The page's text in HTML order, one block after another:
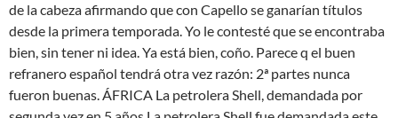
de la cabeza afirmando que con Capello se ganarían títulos
desde la primera temporada. Yo le contesté que se encontraba
bien, sin tener ni idea. Ya está bien, coño. Parece q el buen
refranero español tendrá otra vez razón: 2ª partes nunca
fueron buenas. ÁFRICA La petrolera Shell, demandada por